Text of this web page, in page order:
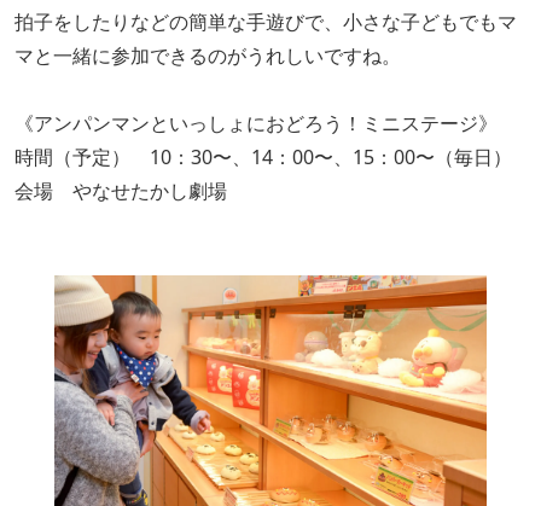
拍子をしたりなどの簡単な手遊びで、小さな子どもでもマ
マと一緒に参加できるのがうれしいですね。
《アンパンマンといっしょにおどろう！ミニステージ》
時間（予定） 10：30〜、14：00〜、15：00〜（毎日）
会場 やなせたかし劇場